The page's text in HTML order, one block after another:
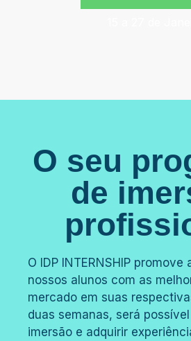
O seu
de
O IDP INTERNSHIP promove
nossos alunos com as
mercado em suas
duas semanas, será
imersão e adquirir